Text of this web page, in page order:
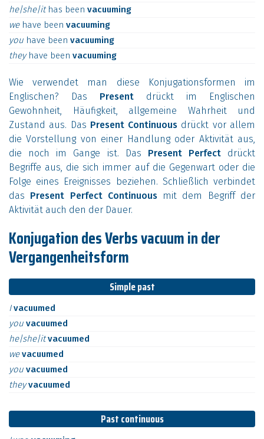
he|she|it has been vacuuming
we have been vacuuming
you have been vacuuming
they have been vacuuming
Wie verwendet man diese Konjugationsformen im
Englischen? Das Present drückt im Englischen
Gewohnheit, Häufigkeit, allgemeine Wahrheit und
Zustand aus. Das Present Continuous drückt vor allem
die Vorstellung von einer Handlung oder Aktivität aus,
die noch im Gange ist. Das Present Perfectdrückt
Begriffe aus, die sich immer auf die Gegenwart oder die
Folge eines Ereignisses beziehen. Schließlich verbindet
das Present Perfect Continuousmit dem Begriff der
Aktivität auch den der Dauer.
Konjugation des Verbs vacuum in der
Vergangenheitsform
Simple past
Ivacuumed
you vacuumed
he|she|itvacuumed
wevacuumed
you vacuumed
theyvacuumed
Past continuous